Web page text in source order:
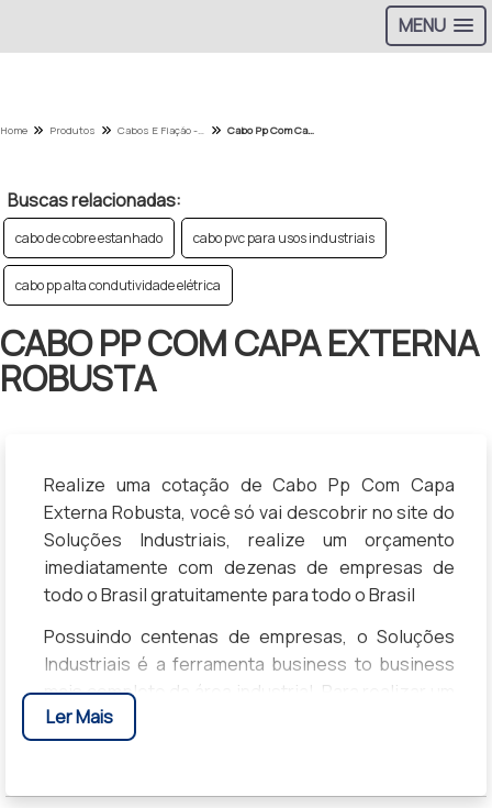
MENU
Home Produtos Cabos E Fiação - Categoria Cabo Pp Com Capa Externa Robusta
Buscas relacionadas:
cabo de cobre estanhado cabo pvc para usos industriais
cabo pp alta condutividade elétrica
CABO PP COM CAPA EXTERNA
ROBUSTA
Realize uma cotação de Cabo Pp Com Capa
Externa Robusta, você só vai descobrir no site do
Soluções Industriais, realize um orçamento
imediatamente com dezenas de empresas de
todo o Brasil gratuitamente para todo o Brasil
Possuindo centenas de empresas, o Soluções
Industriais é a ferramenta business to business
mais completo da área industrial. Para realizar um
orçamento de Cabo Pp Com Capa Externa
Robusta, clique em um ou mais dos anuciantes a
Ler Mais